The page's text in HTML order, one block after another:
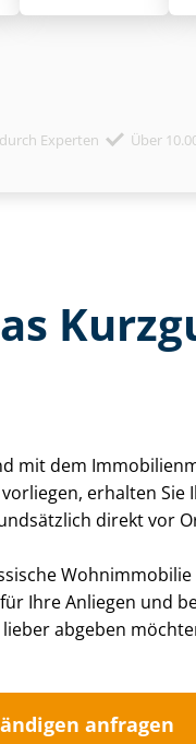
Experten Über
mit dem
erhalten
direkt vor
Ihre Anliegen und
abgeben
anfragen